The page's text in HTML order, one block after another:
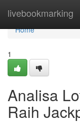
livebookmarking
Home
Home
1
Analisa
Raih